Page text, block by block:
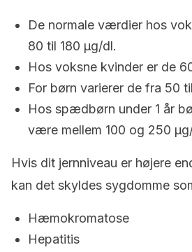
De normale værdier hos
80 til 180 μg/dl.
Hos voksne kvinder er de
For børn varierer de fra 50
Hos spædbørn under 1 år
være mellem 100 og 250
Hvis dit jernniveau er højere
kan det skyldes sygdomme
Hæmokromatose
Hepatitis